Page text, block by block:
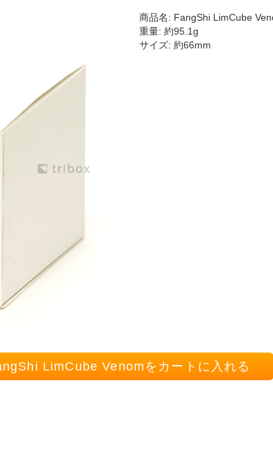
商品名: FangShi LimCube
重量: 約95.1g
サイズ: 約66mm
LimCube Venomをカートに入れる